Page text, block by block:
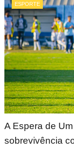
ESPORTE
A Espera de
sobrevivência